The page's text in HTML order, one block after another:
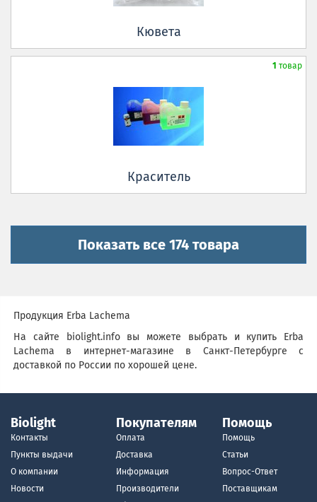
Кювета
1 товар
Краситель
Показать все 174 товара
Продукция Erba Lachema
На сайте biolight.info вы можете выбрать и купить Erba
Lachema в интернет-магазине в Санкт-Петербурге с
доставкой по России по хорошей цене.
Biolight
Контакты
Пункты выдачи
О компании
Новости
Покупателям
Оплата
Доставка
Информация
Производители
Помощь
Помощь
Статьи
Вопрос-Ответ
Поставщикам